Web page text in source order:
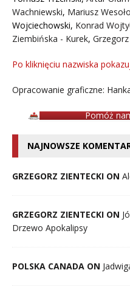
Wachniewski, Mariusz
Wojciechowski, Konrad
Ziembińska - Kurek,
Po kliknięciu nazwiska
Opracowanie graficzne:
Pomóż
NAJNOWSZE
GRZEGORZ ZIENTECKI ON
GRZEGORZ ZIENTECKI ON
Drzewo Apokalipsy
POLSKA CANADA ON